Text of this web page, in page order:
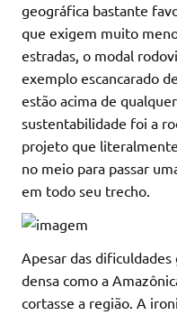
geográfica bastante
que exigem muito
estradas, o modal
exemplo escancarado
estão acima de
sustentabilidade foi a
projeto que
no meio para passar
em todo seu trecho.
Apesar das
densa como a
cortasse a região. A